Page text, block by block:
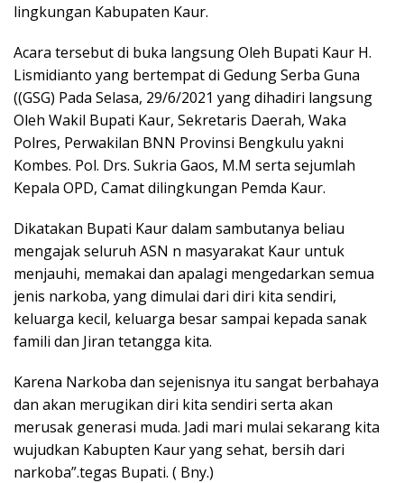
lingkungan Kabupaten Kaur.
Acara tersebut di buka langsung Oleh Bupati Kaur H.
Lismidianto yang bertempat di Gedung Serba Guna
((GSG) Pada Selasa, 29/6/2021 yang dihadiri langsung
Oleh Wakil Bupati Kaur, Sekretaris Daerah, Waka
Polres, Perwakilan BNN Provinsi Bengkulu yakni
Kombes. Pol. Drs. Sukria Gaos, M.M serta sejumlah
Kepala OPD, Camat dilingkungan Pemda Kaur.
Dikatakan Bupati Kaur dalam sambutanya beliau
mengajak seluruh ASN n masyarakat Kaur untuk
menjauhi, memakai dan apalagi mengedarkan semua
jenis narkoba, yang dimulai dari diri kita sendiri,
keluarga kecil, keluarga besar sampai kepada sanak
famili dan Jiran tetangga kita.
Karena Narkoba dan sejenisnya itu sangat berbahaya
dan akan merugikan diri kita sendiri serta akan
merusak generasi muda. Jadi mari mulai sekarang kita
wujudkan Kabupten Kaur yang sehat, bersih dari
narkoba”.tegas Bupati. ( Bny.)